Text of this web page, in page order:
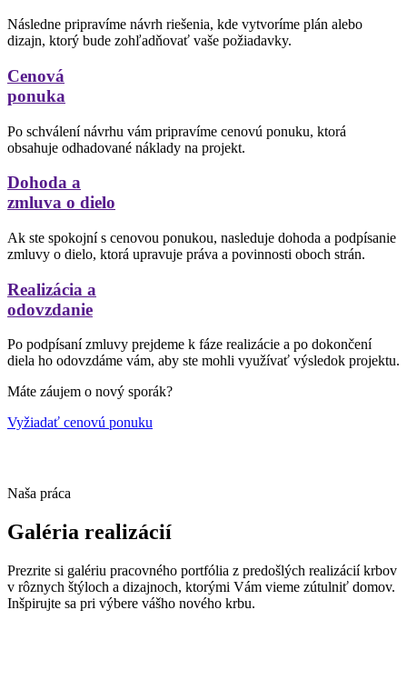
Následne pripravíme návrh riešenia, kde vytvoríme plán alebo
dizajn, ktorý bude zohľadňovať vaše požiadavky.
Cenová
ponuka
Po schválení návrhu vám pripravíme cenovú ponuku, ktorá
obsahuje odhadované náklady na projekt.
Dohoda a
zmluva o dielo
Ak ste spokojní s cenovou ponukou, nasleduje dohoda a podpísanie
zmluvy o dielo, ktorá upravuje práva a povinnosti oboch strán.
Realizácia a
odovzdanie
Po podpísaní zmluvy prejdeme k fáze realizácie a po dokončení
diela ho odovzdáme vám, aby ste mohli využívať výsledok projektu.
Máte záujem o nový sporák?
Vyžiadať cenovú ponuku
Naša práca
Galéria realizácií
Prezrite si galériu pracovného portfólia z predošlých realizácií krbov
v rôznych štýloch a dizajnoch, ktorými Vám vieme zútulniť domov.
Inšpirujte sa pri výbere vášho nového krbu.